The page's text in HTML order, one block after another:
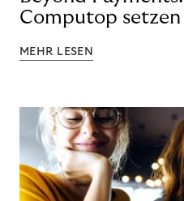
Computop
MEHR LESEN